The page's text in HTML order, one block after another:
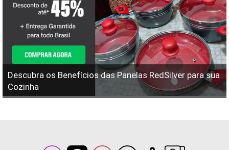
Descubra os Benefícios das Panelas RedSilver para sua
Cozinha